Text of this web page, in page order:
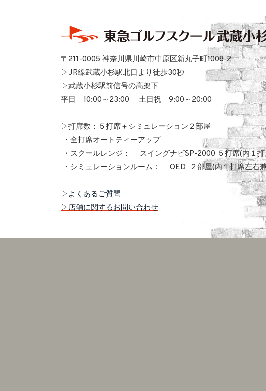
〒211-0005 神奈川県川崎市中原区新丸子町1008-2
▷JR線武蔵小杉駅北口より徒歩30秒
▷武蔵小杉駅前信号の高架下
平日 10:00～23:00
土日祝 9:00～20:00
▷打席数：５打席＋シミュレーション２部屋
・全打席オート ティーアップ
・スクールレンジ：
スイングナビSP-2000 ５打席(内１打
・シミュレーションルーム：
QED ２部屋(内１打席左右
▷よくあるご質問
▷店舗に関するお問い合わせ